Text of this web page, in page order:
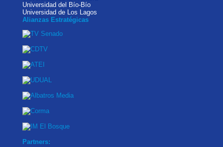
Universidad del Bío-Bío
Universidad de Los Lagos
Alianzas Estratégicas
Partners: